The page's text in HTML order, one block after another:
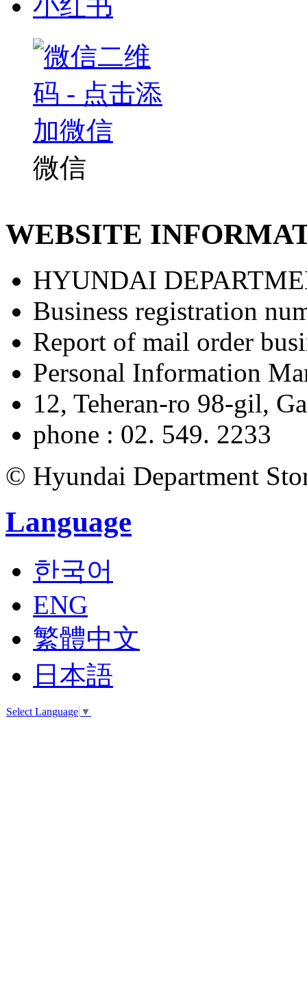
小红书
微信
WEBSITE
HYUNDAI
Business registration
Report of mail order
Personal Information
12, Teheran-ro 98-gil,
phone : 02. 549. 2233
© Hyundai Department
Language
한국어
ENG
繁體中文
日本語
Select Language ▼